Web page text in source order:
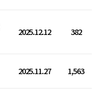
2025.12.12 382
2025.11.27 1,563